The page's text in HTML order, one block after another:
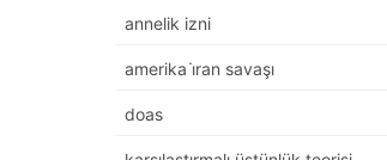
annelik izni
amerika i̇ran savaşı
doas